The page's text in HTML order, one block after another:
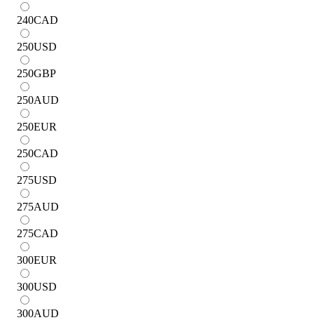
240CAD
250USD
250GBP
250AUD
250EUR
250CAD
275USD
275AUD
275CAD
300EUR
300USD
300AUD